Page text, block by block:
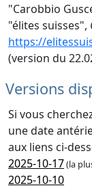
"Carobbio
"élites suisses",
https://
(version du
Versions
Si vous
une date
aux liens ci-
2025-10-17(la
2025-10-10